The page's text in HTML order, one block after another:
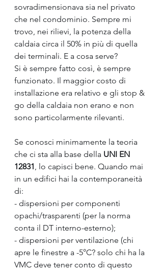
sovradimensionava sia nel privato
che nel condominio. Sempre mi
trovo, nei rilievi, la potenza della
caldaia circa il 50% in più di quella
dei terminali. E a cosa serve?
Si è sempre fatto così, è sempre
funzionato. Il maggior costo di
installazione era relativo e gli stop &
go della caldaia non erano e non
sono particolarmente rilevanti.
Se conosci minimamente la teoria
che ci sta alla base della UNI EN
12831, lo capisci bene. Quando mai
in un edifici hai la contemporaneità
di:
- dispersioni per componenti
opachi/trasparenti (per la norma
conta il DT interno-esterno);
- dispersioni per ventilazione (chi
apre le finestre a -5°C? solo chi ha la
VMC deve tener conto di questo